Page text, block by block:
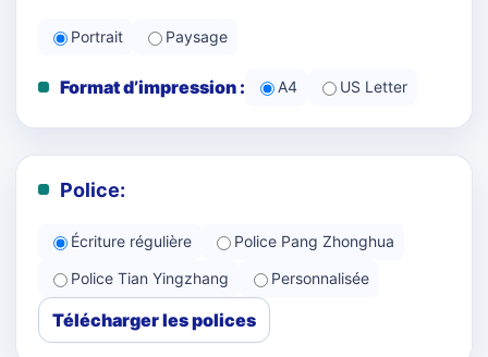
Portrait Paysage
Format d’impression : A4 US Letter
Police:
Écriture régulière
Police Pang Zhonghua
Police Tian Yingzhang
Personnalisée
Télécharger les polices